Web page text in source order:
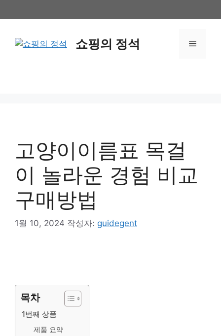
텐
쇼핑의 정석 메
고양이이름표 목걸
이 놀라운 경험 비교
구매방법
1월 10, 2024 작성자: guidegent
목차
1번째 상품
제품 요약